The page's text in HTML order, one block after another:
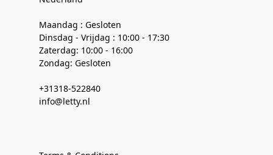
Maandag : Gesloten
Dinsdag - Vrijdag : 10:00 - 17:30
Zaterdag: 10:00 - 16:00
Zondag: Gesloten
+31318-522840
info@letty.nl